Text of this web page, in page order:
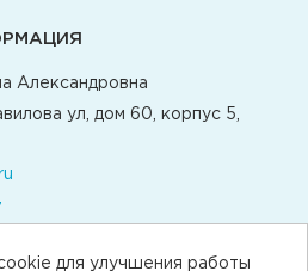
для улучшения работы
Александровна
ул, дом 60, корпус 5,